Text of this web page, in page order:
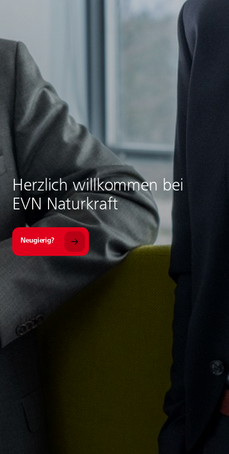
Herzlich willkommen bei
EVN Naturkraft
Neugierig?